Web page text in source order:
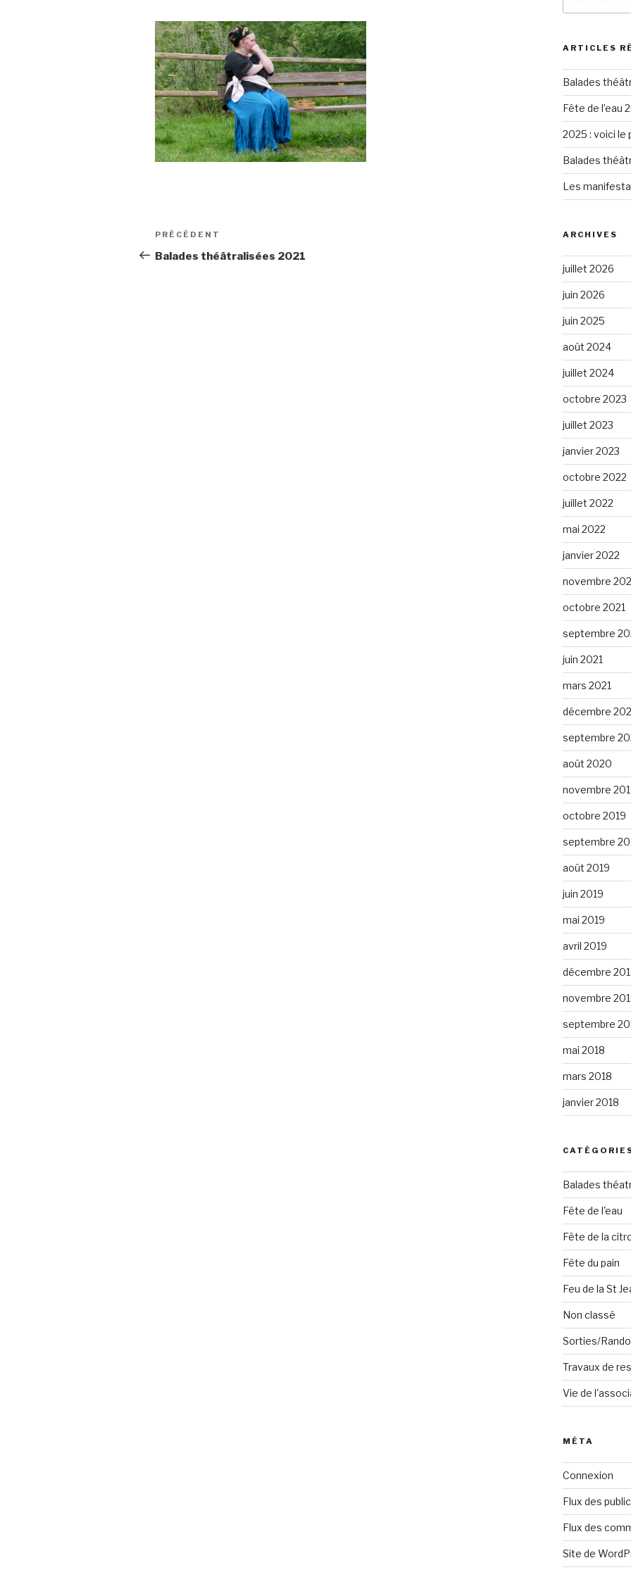
Navigation
de
Article
précédent
PRÉCÉDENT
Balades théâtralisées 2021
:
ARTICLES
Balades
Fête de l’eau
2025 : voici le
Balades
Les
ARCHIVES
juillet 2026
juin 2026
juin 2025
août 2024
juillet 2024
octobre 2023
juillet 2023
janvier 2023
octobre 2022
juillet 2022
mai 2022
janvier 2022
novembre
octobre 2021
septembre
juin 2021
mars 2021
décembre
septembre
août 2020
novembre
octobre 2019
septembre
août 2019
juin 2019
mai 2019
avril 2019
décembre
novembre
septembre
mai 2018
mars 2018
janvier 2018
Balades
Fête de l'eau
Fête de la
Fête du pain
Feu de la St
Non classé
Sorties/
Travaux de
Vie de
MÉTA
Connexion
Flux des
Flux des
Site de